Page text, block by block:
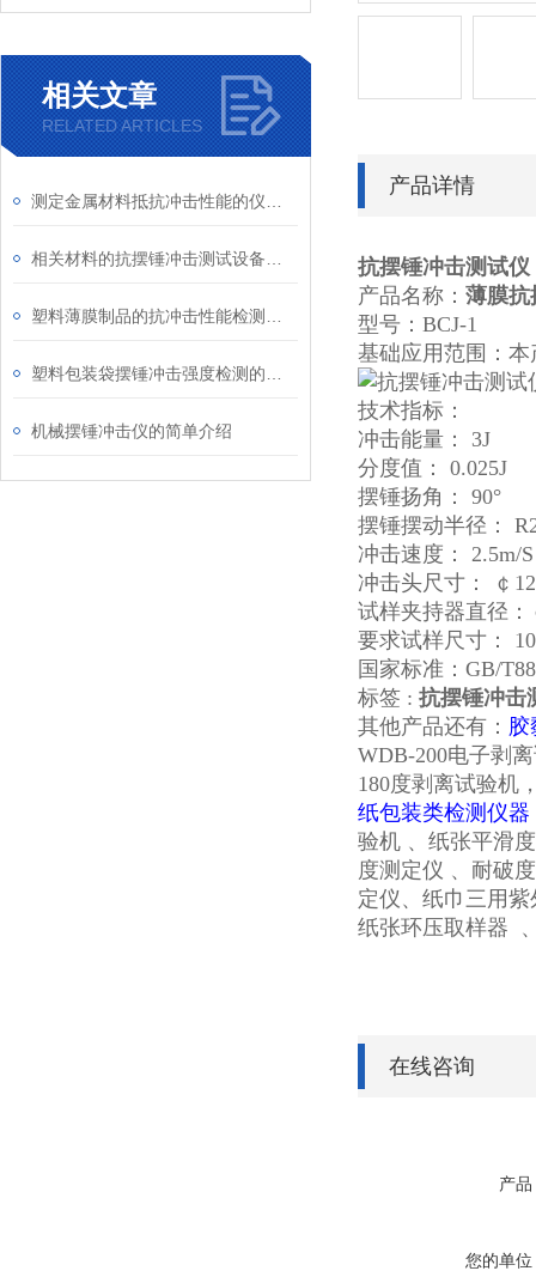
相关文章
RELATED ARTICLES
机械摆锤冲击仪的简单介绍
产品详情
抗摆锤冲击测试仪
产品名称： 薄膜抗
型号：BCJ-1
基础应用范围：
技术指标：
冲击能量： 3J
分度值： 0.025J
摆锤扬角： 90°
摆锤摆动半径：
冲击速度： 2.5m/S
冲击头尺寸： ￠
试样夹持器直径：
要求试样尺寸：
国家标准：GB/
标签 : 抗摆锤冲击
其他产品还有： 胶
WDB-200电子剥
180度剥离试验机
纸包装类检测仪器
验机 、纸张平滑
度测定仪 、耐破
定仪、纸巾三用
纸张环压取样器
在线咨询
产品
您的单位